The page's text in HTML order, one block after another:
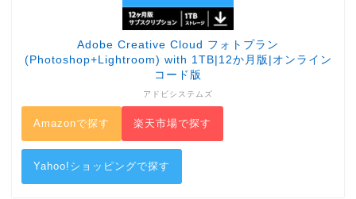
Adobe Creative Cloud フォトプラン
(Photoshop+Lightroom) with 1TB|12か月版|オンライン
コード版
アドビシステムズ
Amazonで探す 楽天市場で探す
Yahoo!ショッピングで探す